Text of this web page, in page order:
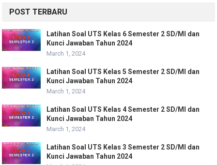
POST TERBARU
Latihan Soal UTS Kelas 6 Semester 2 SD/MI dan
Kunci Jawaban Tahun 2024
March 1, 2024
Latihan Soal UTS Kelas 5 Semester 2 SD/MI dan
Kunci Jawaban Tahun 2024
March 1, 2024
Latihan Soal UTS Kelas 4 Semester 2 SD/MI dan
Kunci Jawaban Tahun 2024
March 1, 2024
Latihan Soal UTS Kelas 3 Semester 2 SD/MI dan
Kunci Jawaban Tahun 2024